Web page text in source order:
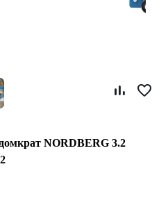
NORDBERG 3.2